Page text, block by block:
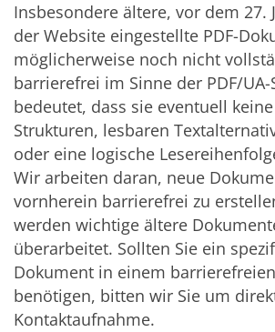
Insbesondere ältere, vor dem 27.
der Website eingestellte PDF-
möglicherweise noch nicht
barrierefrei im Sinne der PDF/
bedeutet, dass sie eventuell
Strukturen, lesbaren
oder eine logische
Wir arbeiten daran, neue
vornherein barrierefrei zu
werden wichtige ältere
überarbeitet. Sollten Sie ein
Dokument in einem
benötigen, bitten wir Sie um
Kontaktaufnahme.